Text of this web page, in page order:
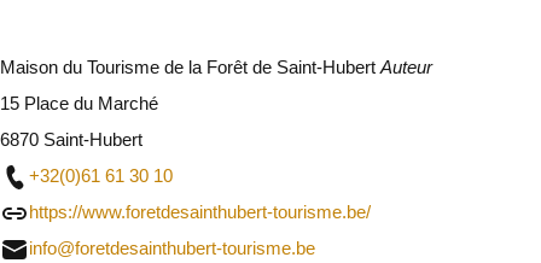
Maison du Tourisme de la Forêt de Saint-Hubert Auteur
15 Place du Marché
6870 Saint-Hubert
+32(0)61 61 30 10
https://www.foretdesainthubert-tourisme.be/
info@foretdesainthubert-tourisme.be